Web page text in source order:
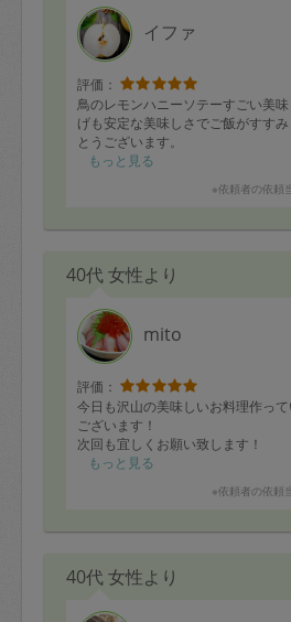
イファ
評価：
鳥のレモンハニーソテーすごい美
げも安定な美味しさでご飯がすす
とうございます。
もっと見る
※依頼者の依頼
40代 女性より
mito
評価：
今日も沢山の美味しいお料理作っ
ございます！
次回も宜しくお願い致します！
もっと見る
※依頼者の依頼
40代 女性より